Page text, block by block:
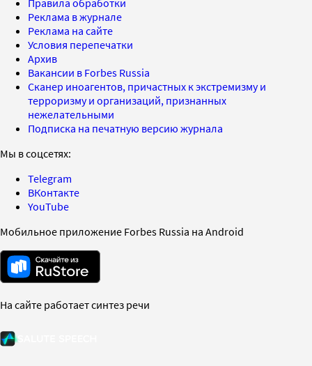
Реклама в журнале
Реклама на сайте
Условия перепечатки
Архив
Вакансии в Forbes Russia
Сканер иноагентов, причастных к экстремизму и
терроризму и организаций, признанных
нежелательными
Подписка на печатную версию журнала
Мы в соцсетях:
Telegram
ВКонтакте
YouTube
Мобильное приложение Forbes Russia на Android
На сайте работает синтез речи